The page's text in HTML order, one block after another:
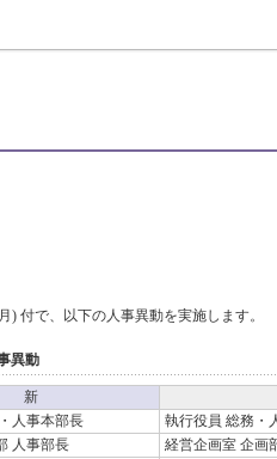
) 付で、以下の人事異動を実施します。
異動
新
人事本部長
執行役員 総務・
人事部長
経営企画室 企画